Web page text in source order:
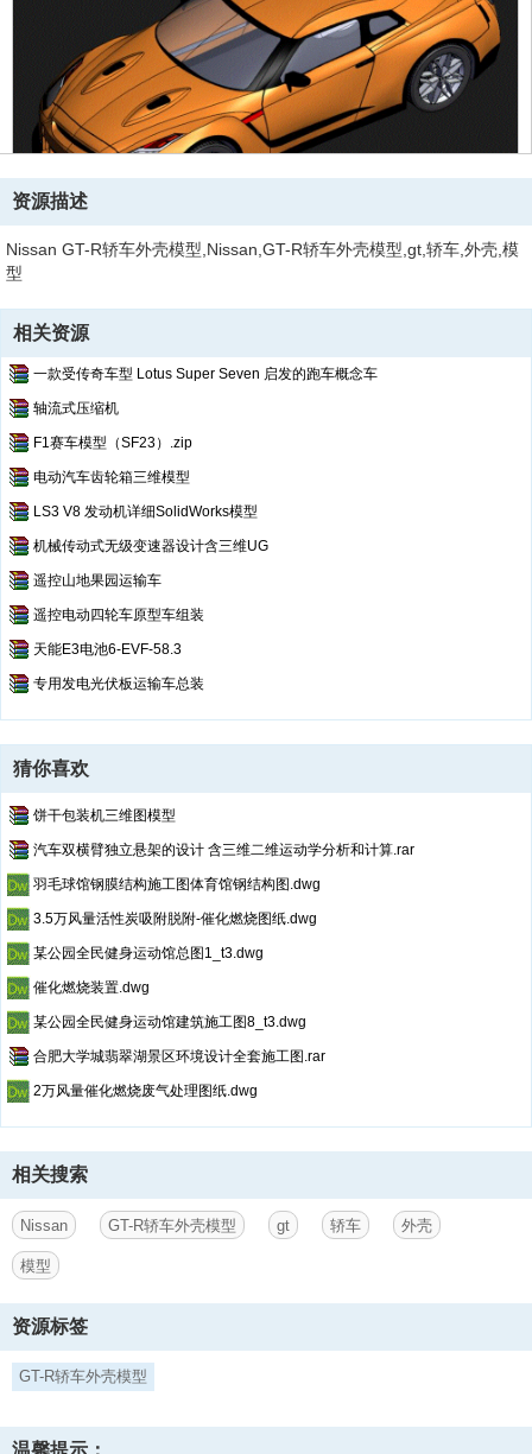
资源描述
Nissan GT-R轿车外壳模型,Nissan,GT-R轿车外壳模型,gt,轿车,外壳,模
型
相关资源
一款受传奇车型 Lotus Super Seven 启发的跑车概念车
轴流式压缩机
F1赛车模型（SF23）.zip
电动汽车齿轮箱三维模型
LS3 V8 发动机详细SolidWorks模型
机械传动式无级变速器设计含三维UG
遥控山地果园运输车
遥控电动四轮车原型车组装
天能E3电池6-EVF-58.3
专用发电光伏板运输车总装
猜你喜欢
饼干包装机三维图模型
汽车双横臂独立悬架的设计 含三维二维运动学分析和计算.rar
羽毛球馆钢膜结构施工图体育馆钢结构图.dwg
3.5万风量活性炭吸附脱附-催化燃烧图纸.dwg
某公园全民健身运动馆总图1_t3.dwg
催化燃烧装置.dwg
某公园全民健身运动馆建筑施工图8_t3.dwg
合肥大学城翡翠湖景区环境设计全套施工图.rar
2万风量催化燃烧废气处理图纸.dwg
相关搜索
Nissan GT-R轿车外壳模型 gt 轿车 外壳
模型
资源标签
GT-R轿车外壳模型
温馨提示：